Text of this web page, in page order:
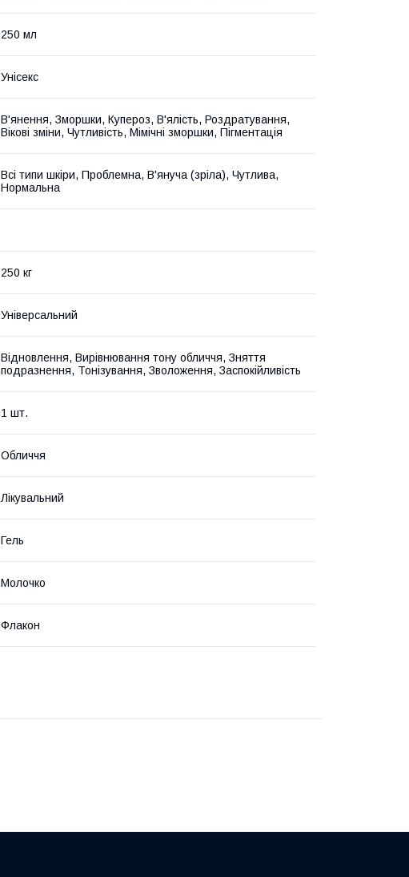
250 мл
Унісекс
В'янення, Зморшки, Купероз, В'ялість, Роздратування,
Вікові зміни, Чутливість, Мімічні зморшки, Пігментація
Всі типи шкіри, Проблемна, В'януча (зріла), Чутлива,
Нормальна
250 кг
Універсальний
Відновлення, Вирівнювання тону обличчя, Зняття
подразнення, Тонізування, Зволоження, Заспокійливість
1 шт.
Обличчя
Лікувальний
Гель
Молочко
Флакон